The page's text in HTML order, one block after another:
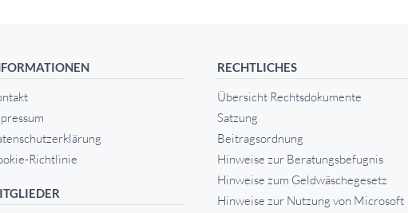
Richtlinie
RECHTLICHES
Übersicht Rechtsdokumente
Satzung
Beitragsordnung
Hinweise zur Beratungsbefugnis
Hinweise zum Geldwäschegesetz
Hinweise zur Nutzung von Microsoft